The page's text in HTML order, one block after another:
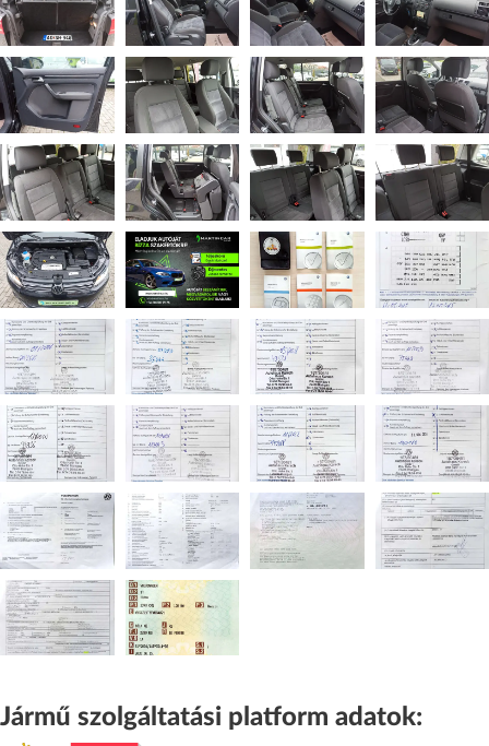
Jármű szolgáltatási platform adatok: